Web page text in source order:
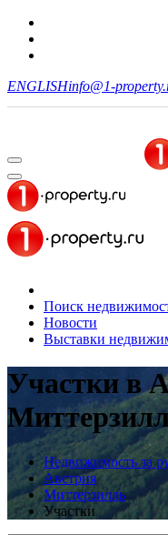
ENGLISHinfo@1-
Поиск
Новости
Выставки
Участки в
Недвижимость за
Австрия
Миттерзилль
Участки